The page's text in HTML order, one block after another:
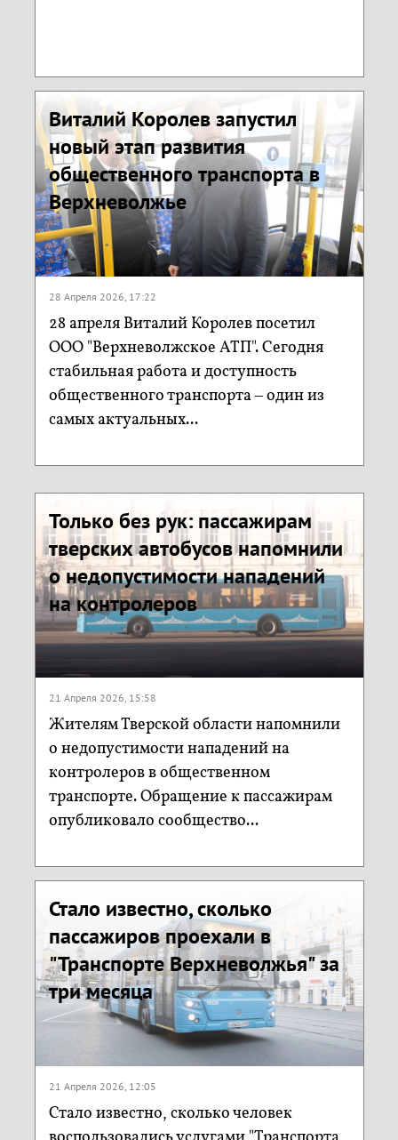
Виталий Королев запустил
новый этап развития
общественного транспорта в
Верхневолжье
28 Апреля 2026, 17:22
28 апреля Виталий Королев посетил
ООО "Верхневолжское АТП". Сегодня
стабильная работа и доступность
общественного транспорта – один из
самых актуальных...
Только без рук: пассажирам
тверских автобусов напомнили
о недопустимости нападений
на контролеров
21 Апреля 2026, 15:58
Жителям Тверской области напомнили
о недопустимости нападений на
контролеров в общественном
транспорте. Обращение к пассажирам
опубликовало сообщество...
Стало известно, сколько
пассажиров проехали в
"Транспорте Верхневолжья" за
три месяца
21 Апреля 2026, 12:05
Стало известно, сколько человек